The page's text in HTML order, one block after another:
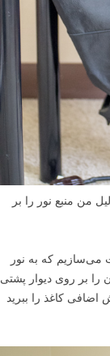
من منبع نور را بر
که به نور
را بر روی دیوار پشتی
کاغذ را ببرید